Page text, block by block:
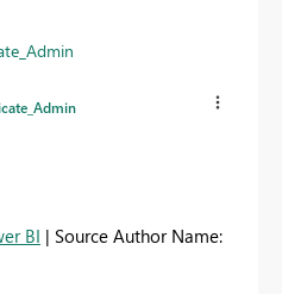
BI | Source Author Name: